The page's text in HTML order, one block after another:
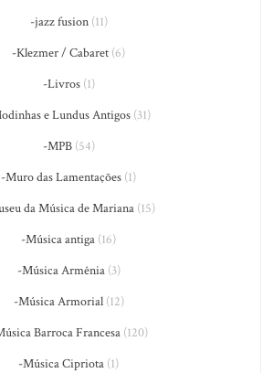
-jazz fusion(11)
-Klezmer / Cabaret (6)
-Livros(1)
e Lundus Antigos (31)
-MPB(54)
-Muro das Lamentações (1)
da Música de Mariana(15)
-Música antiga (16)
-Música Armênia(3)
-Música Armorial(12)
Barroca Francesa(120)
-Música Cipriota (1)